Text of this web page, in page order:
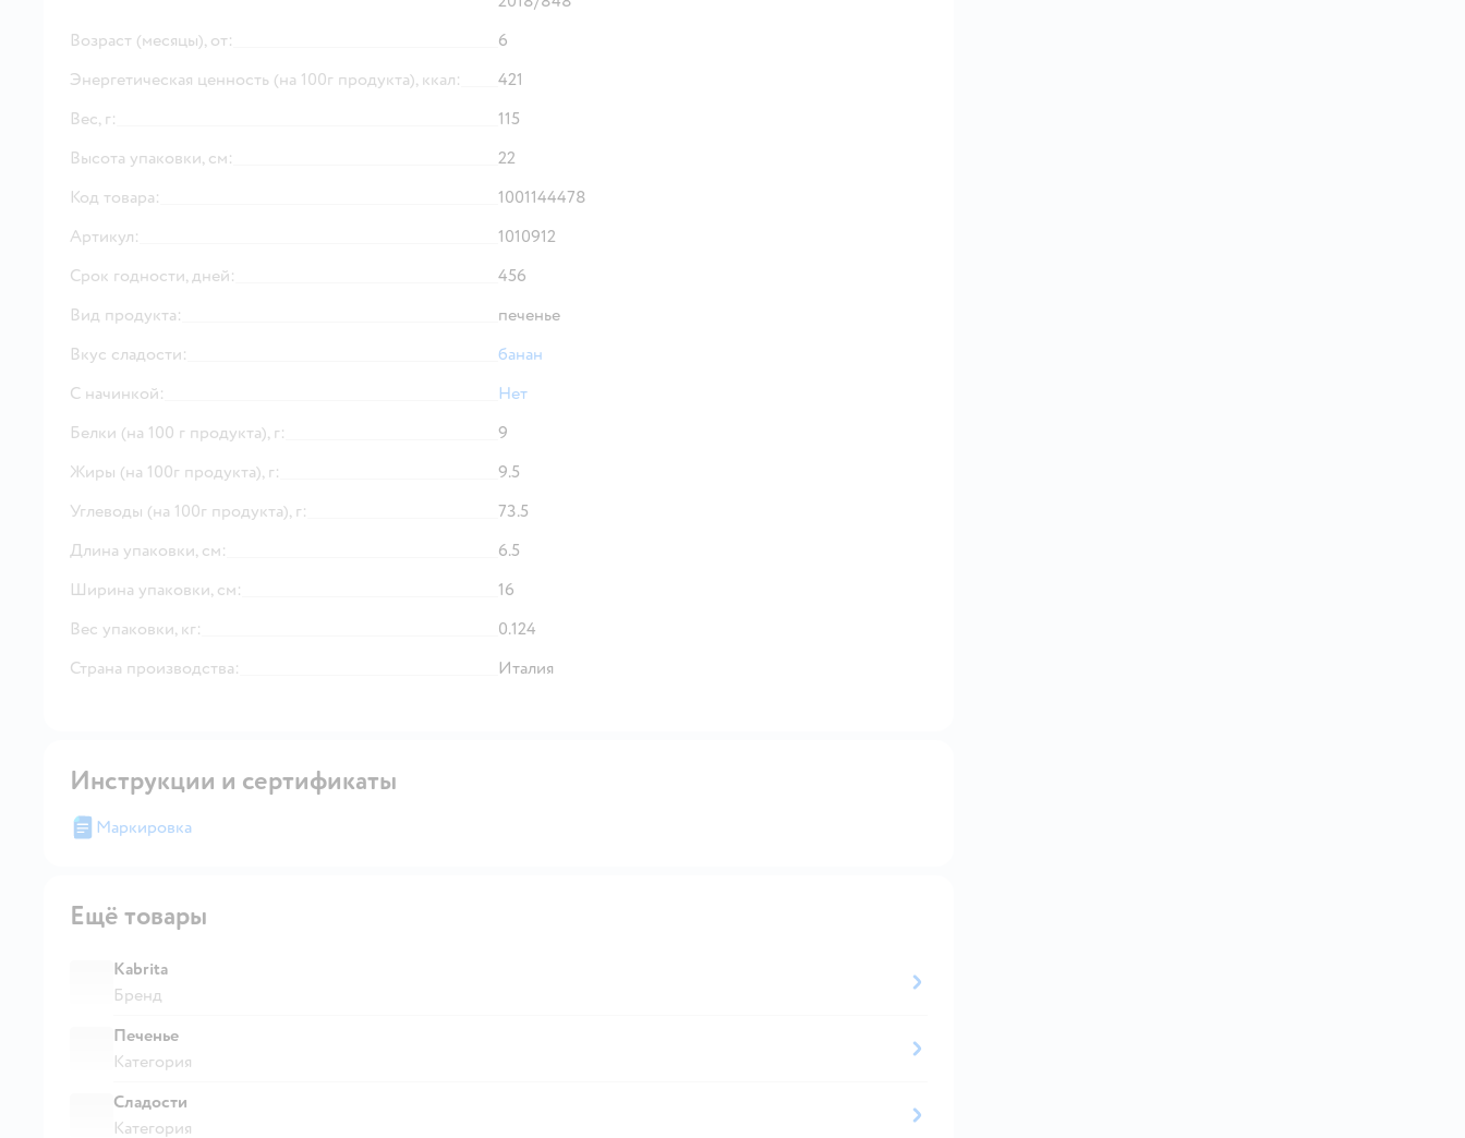
Возраст (месяцы), от:
6
Энергетическая ценность (на 100г продукта), ккал:
421
Вес, г:
115
Высота упаковки, см:
22
Код товара:
1001144478
Артикул:
1010912
Срок годности, дней:
456
Вид продукта:
печенье
Вкус сладости:
банан
С начинкой:
Нет
Белки (на 100 г продукта), г:
9
Жиры (на 100г продукта), г:
9.5
Углеводы (на 100г продукта), г:
73.5
Длина упаковки, см:
6.5
Ширина упаковки, см:
16
Вес упаковки, кг:
0.124
Страна производства:
Италия
Инструкции и сертификаты
Маркировка
Ещё товары
Kabrita
Бренд
Печенье
Категория
Сладости
Категория